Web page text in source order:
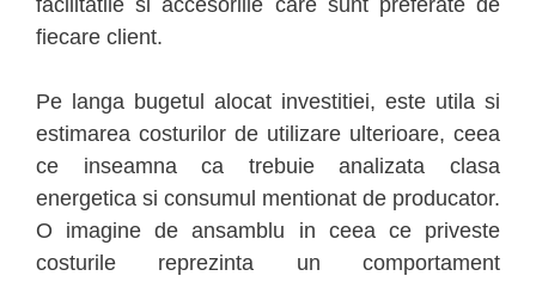
facilitatile si accesoriile care sunt preferate de
fiecare client.
Pe langa bugetul alocat investitiei, este utila si
estimarea costurilor de utilizare ulterioare, ceea
ce inseamna ca trebuie analizata clasa
energetica si consumul mentionat de producator.
O imagine de ansamblu in ceea ce priveste
costurile reprezinta un comportament